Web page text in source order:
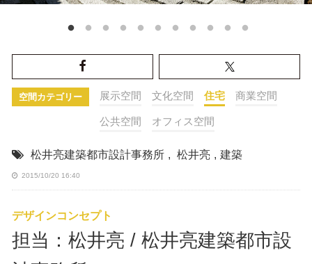
空間カテゴリー 展示空間 文化空間 住宅 商業空間
公共空間 オフィス空間
松井亮建築都市設計事務所 , 松井亮 , 建築
2015/10/20 16:40
デザインコンセプト
担当：松井亮 / 松井亮建築都市設